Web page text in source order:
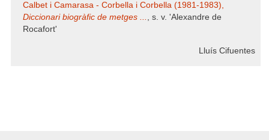
Calbet i Camarasa - Corbella i Corbella (1981-1983),
Diccionari biogràfic de metges ... , s. v. 'Alexandre de
Rocafort'
Lluís Cifuentes